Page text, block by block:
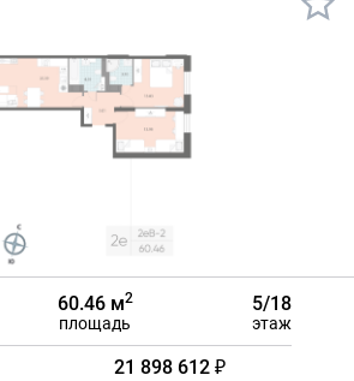
60.46 м2
площадь
5/18
этаж
21 898 612 ₽